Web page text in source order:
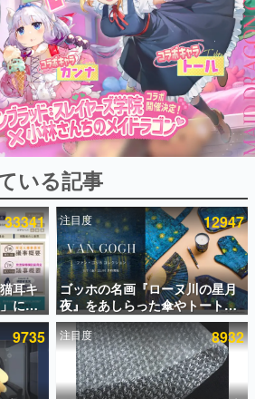
いる記事ランキング
覧
記事
数千以上！ ページビュー数万以上！ などな
々に読まれた、電ファミ渾身の“殿堂入り”記
した。
企画書
リエイターの方々に製作時のエピソードをお
トする企画（ゲーム）とは何か？を探ってい
解いてはいけない。『赫本』は、〈試験問題〉
編ホラー小説集です。
訊く
いる記事
33341
耳キ
に視
違法
含め
注目度 12947
ゴッホの名画『ローヌ川の星月
夜』をあしらった傘やトートバ
ッグなどが登場。8月7日21時よ
り2日間限定で予約販売
9735 注目度 8932